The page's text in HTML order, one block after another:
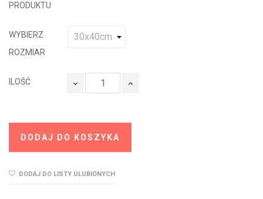
PRODUKTU
WYBIERZ
ROZMIAR
ILOŚĆ
DODAJ DO KOSZYKA
DODAJ DO LISTY ULUBIONYCH